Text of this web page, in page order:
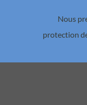
Nous
protection